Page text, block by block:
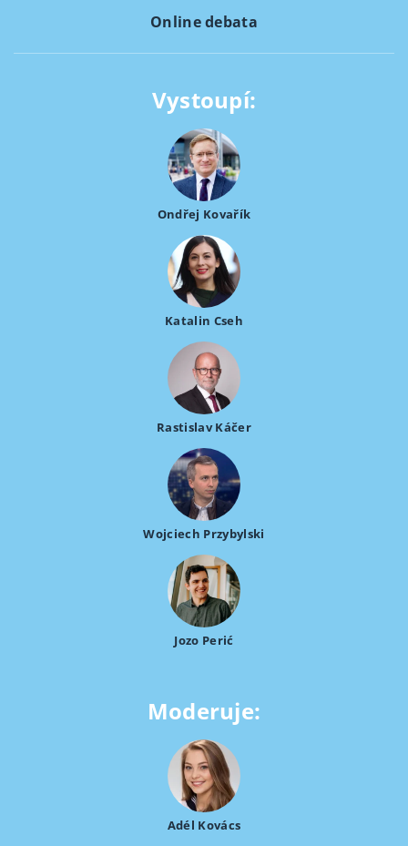
Online debata
Vystoupí:
Ondřej Kovařík
Katalin Cseh
Rastislav Káčer
Wojciech Przybylski
Jozo Perić
Moderuje:
Adél Kovács